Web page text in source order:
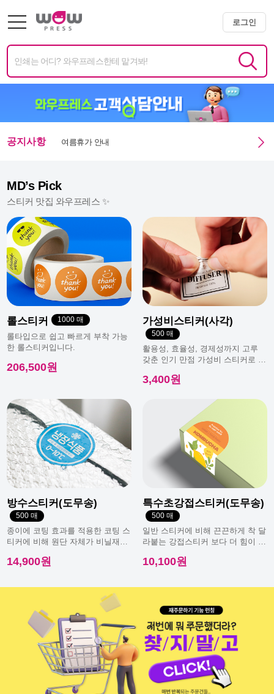
로그인
공지사항
미니배너 용지 변경 및 단가 인상 안내
미니배너 임시 생산 중단 안내
광복절 휴무안내
MD’s Pick
스티커 맛집 와우프레스 ✨
롤스티커 1000 매
롤타입으로 쉽고 빠르게 부착 가능
한 롤스티커입니다.
206,500원
가성비스티커(사각)
500 매
활용성, 효율성, 경제성까지 고루
갖춘 인기 만점 가성비 스티커로 일
3,400원
방수스티커(도무송)
500 매
종이에 코팅 효과를 적용한 코팅 스
티커에 비해 원단 자체가 비닐재질
14,900원
특수초강접스티커(도무송)
500 매
일반 스티커에 비해 끈끈하게 착 달
라붙는 강접스티커 보다 더 힘이 남
10,100원